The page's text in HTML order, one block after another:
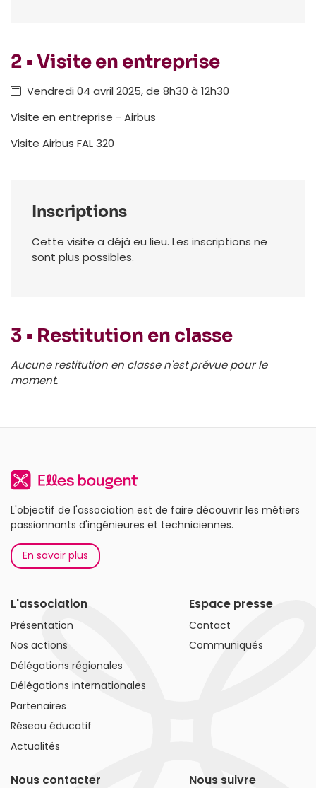
2 • Visite en entreprise
Vendredi 04 avril 2025, de 8h30 à 12h30
Visite en entreprise - Airbus
Visite Airbus FAL 320
Inscriptions
Cette visite a déjà eu lieu. Les inscriptions ne
sont plus possibles.
3 • Restitution en classe
Aucune restitution en classe n'est prévue pour le
moment.
L'objectif de l'association est de faire découvrir les métiers
passionnants d'ingénieures et techniciennes.
En savoir plus
L'association
Présentation
Nos actions
Délégations régionales
Délégations internationales
Partenaires
Réseau éducatif
Actualités
Espace presse
Contact
Communiqués
Nous contacter Nous suivre